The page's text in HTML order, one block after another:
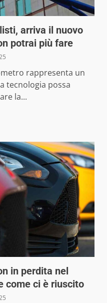
arriva il nuovo
potrai più fare
rappresenta un
tecnologia possa
la...
in perdita nel
come ci è riuscito